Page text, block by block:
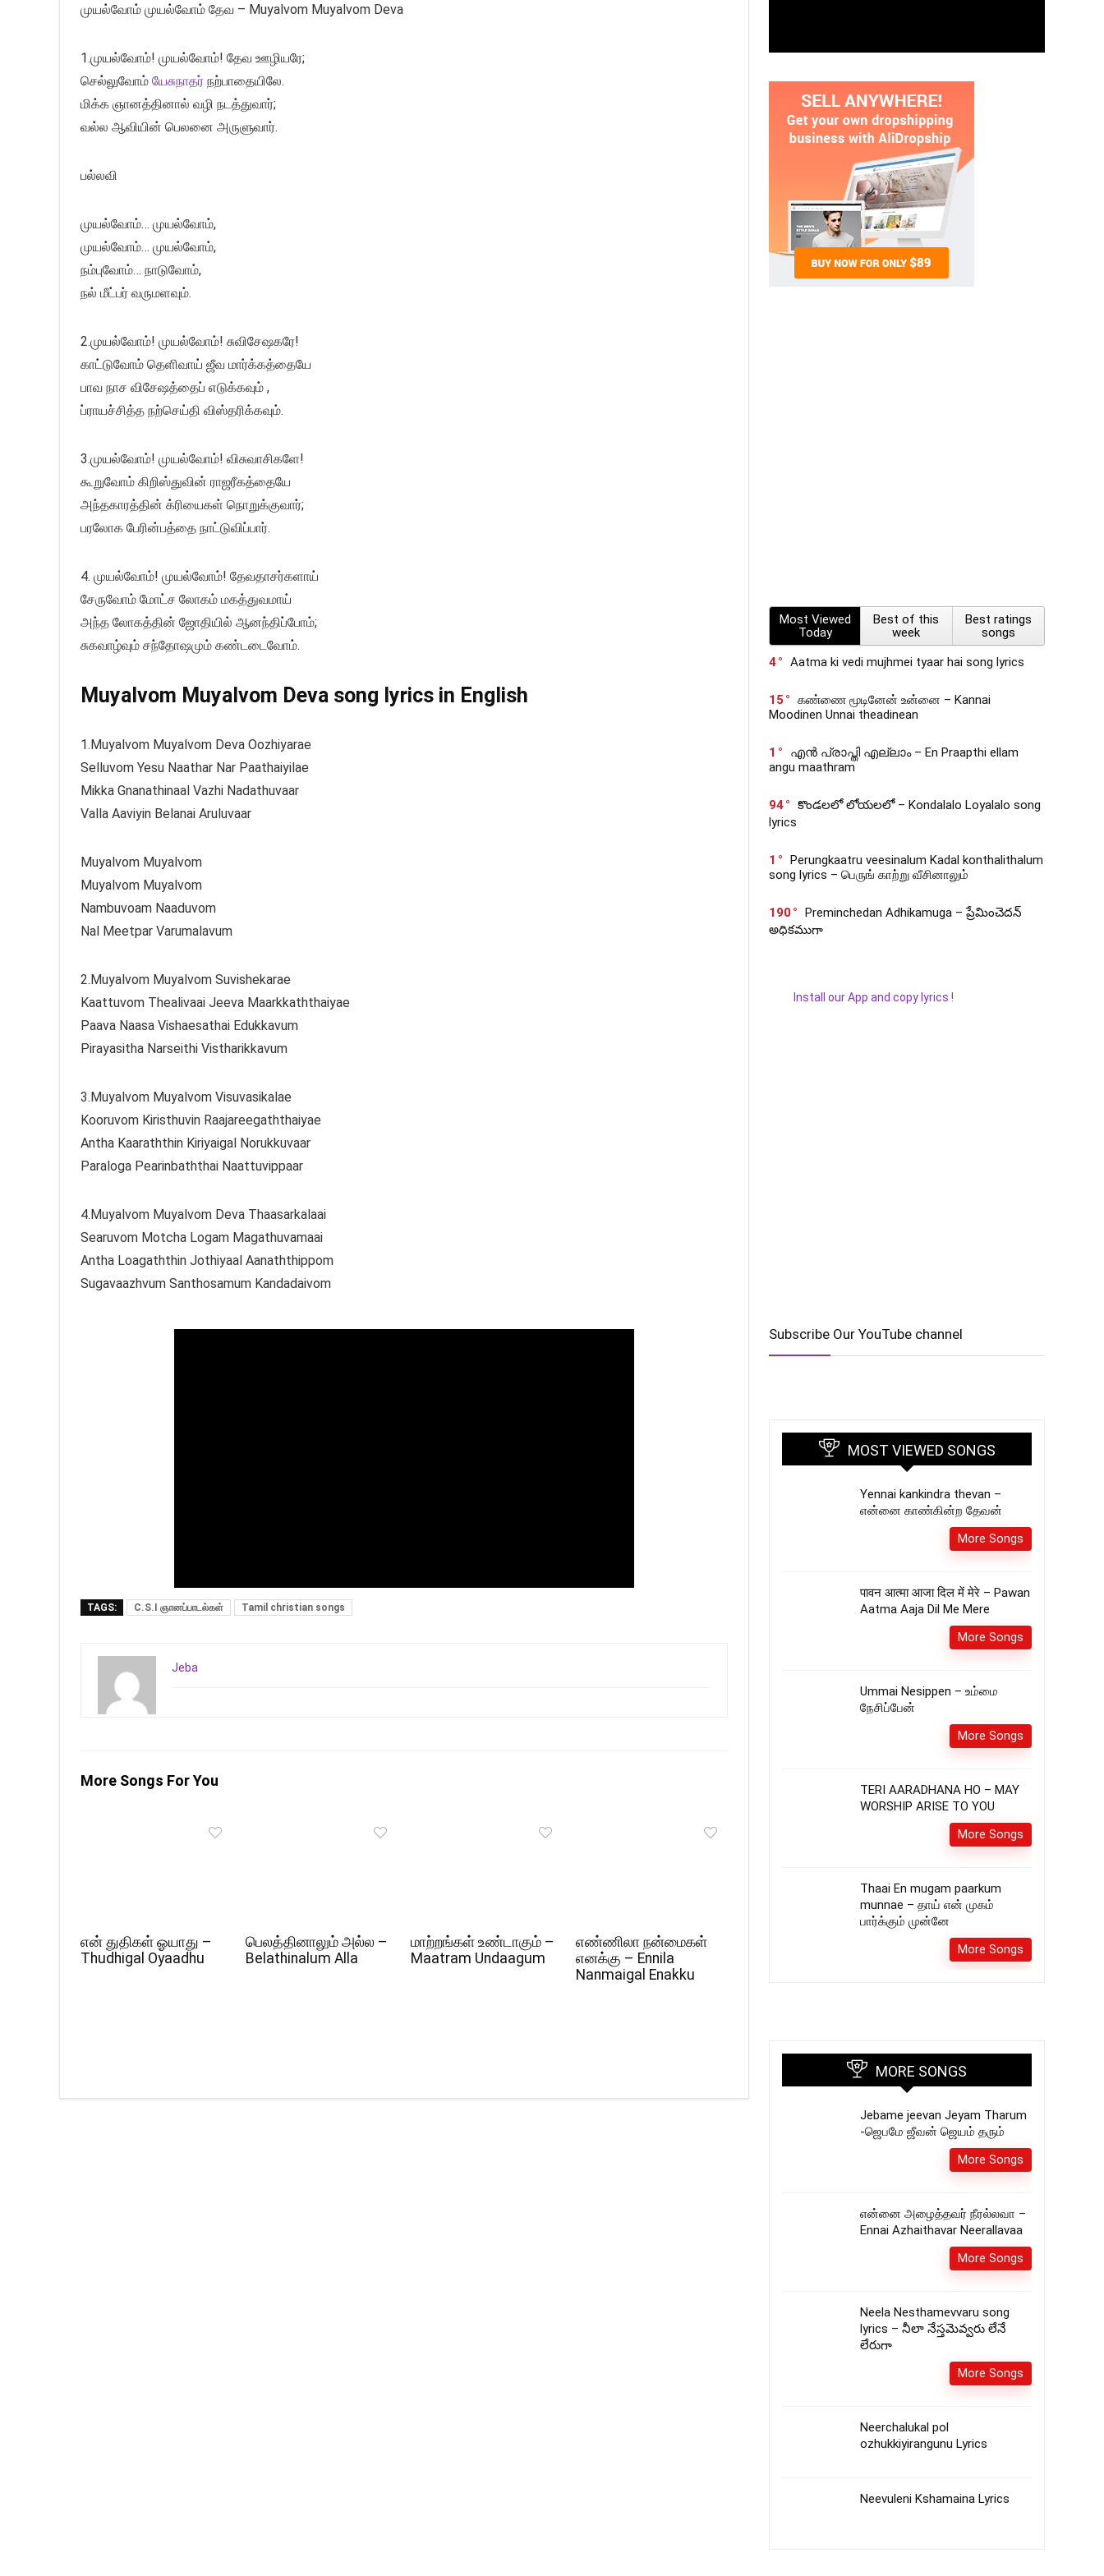
முயல்வோம் முயல்வோம் தேவ – Muyalvom Muyalvom Deva
1.முயல்வோம்! முயல்வோம்! தேவ ஊழியரே;
செல்லுவோம் யேசுநாதர் நற்பாதையிலே.
மிக்க ஞானத்தினால் வழி நடத்துவார்;
வல்ல ஆவியின் பெலனை அருளுவார்.
பல்லவி
முயல்வோம்… முயல்வோம்,
முயல்வோம்… முயல்வோம்,
நம்புவோம்… நாடுவோம்,
நல் மீட்பர் வருமளவும்.
2.முயல்வோம்! முயல்வோம்! சுவிசேஷகரே!
காட்டுவோம் தெளிவாய் ஜீவ மார்க்கத்தையே
பாவ நாச விசேஷத்தைப் எடுக்கவும் ,
ப்ராயச்சித்த நற்செய்தி விஸ்தரிக்கவும்.
3.முயல்வோம்! முயல்வோம்! விசுவாசிகளே!
கூறுவோம் கிறிஸ்துவின் ராஜரீகத்தையே
அந்தகாரத்தின் க்ரியைகள் நொறுக்குவார்;
பரலோக பேரின்பத்தை நாட்டுவிப்பார்.
4. முயல்வோம்! முயல்வோம்! தேவதாசர்களாய்
சேருவோம் மோட்ச லோகம் மகத்துவமாய்
அந்த லோகத்தின் ஜோதியில் ஆனந்திப்போம்;
சுகவாழ்வும் சந்தோஷமும் கண்டடைவோம்.
Muyalvom Muyalvom Deva song lyrics in English
1.Muyalvom Muyalvom Deva Oozhiyarae
Selluvom Yesu Naathar Nar Paathaiyilae
Mikka Gnanathinaal Vazhi Nadathuvaar
Valla Aaviyin Belanai Aruluvaar
Muyalvom Muyalvom
Muyalvom Muyalvom
Nambuvoam Naaduvom
Nal Meetpar Varumalavum
2.Muyalvom Muyalvom Suvishekarae
Kaattuvom Thealivaai Jeeva Maarkkaththaiyae
Paava Naasa Vishaesathai Edukkavum
Pirayasitha Narseithi Vistharikkavum
3.Muyalvom Muyalvom Visuvasikalae
Kooruvom Kiristhuvin Raajareegaththaiyae
Antha Kaaraththin Kiriyaigal Norukkuvaar
Paraloga Pearinbaththai Naattuvippaar
4.Muyalvom Muyalvom Deva Thaasarkalaai
Searuvom Motcha Logam Magathuvamaai
Antha Loagaththin Jothiyaal Aanaththippom
Sugavaazhvum Santhosamum Kandadaivom
TAGS: C.S.I ஞானப்பாடல்கள் Tamil christian songs
Jeba
More Songs For You
என் துதிகள் ஓயாது –
Thudhigal Oyaadhu
பெலத்தினாலும் அல்ல –
Belathinalum Alla
மாற்றங்கள் உண்டாகும் –
Maatram Undaagum
எண்ணிலா நன்மைகள்
எனக்கு – Ennila
Nanmaigal Enakku
Most Viewed
Today
Best of this
week
Best ratings
songs
4
Aatma ki vedi mujhmei tyaar hai song lyrics
15
கண்ணை மூடினேன் உன்னை – Kannai
Moodinen Unnai theadinean
1
എൻ പ്രാപ്തി എല്ലാം – En Praapthi ellam
angu maathram
94
కొండలలో లోయలలో – Kondalalo Loyalalo song
lyrics
1
Perungkaatru veesinalum Kadal konthalithalum
song lyrics – பெருங் காற்று வீசினாலும்
190
Preminchedan Adhikamuga – ప్రేమించెదన్
అధికముగా
Install our App and copy lyrics !
Subscribe Our YouTube channel
MOST VIEWED SONGS
Yennai kankindra thevan –
என்னை காண்கின்ற தேவன்
More Songs
पावन आत्मा आजा दिल में मेरे – Pawan
Aatma Aaja Dil Me Mere
More Songs
Ummai Nesippen – உம்மை
நேசிப்பேன்
More Songs
TERI AARADHANA HO – MAY
WORSHIP ARISE TO YOU
More Songs
Thaai En mugam paarkum
munnae – தாய் என் முகம்
பார்க்கும் முன்னே
More Songs
MORE SONGS
Jebame jeevan Jeyam Tharum
-ஜெபமே ஜீவன் ஜெயம் தரும்
More Songs
என்னை அழைத்தவர் நீரல்லவா –
Ennai Azhaithavar Neerallavaa
More Songs
Neela Nesthamevvaru song
lyrics – నీలా నేస్తమెవ్వరు లేనే
లేరుగా
More Songs
Neerchalukal pol
ozhukkiyirangunu Lyrics
Neevuleni Kshamaina Lyrics